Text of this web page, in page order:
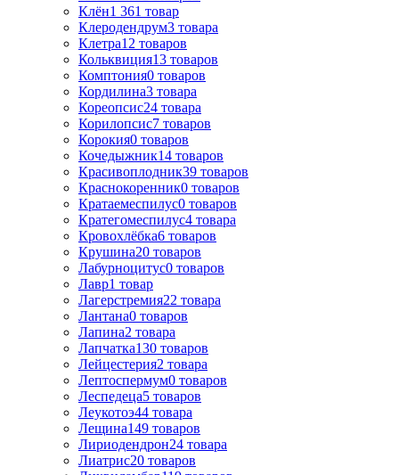
Клён1 361 товар
Клеродендрум3 товара
Клетра12 товаров
Кольквиция13 товаров
Комптония0 товаров
Кордилина3 товара
Кореопсис24 товара
Корилопсис7 товаров
Корокия0 товаров
Кочедыжник14 товаров
Красивоплодник39 товаров
Краснокоренник0 товаров
Кратаемеспилус0 товаров
Кратегомеспилус4 товара
Кровохлёбка6 товаров
Крушина20 товаров
Лабурноцитус0 товаров
Лавр1 товар
Лагерстремия22 товара
Лантана0 товаров
Лапина2 товара
Лапчатка130 товаров
Лейцестерия2 товара
Лептоспермум0 товаров
Леспедеца5 товаров
Леукотоэ44 товара
Лещина149 товаров
Лиpиодендpон24 товара
Лиатрис20 товаров